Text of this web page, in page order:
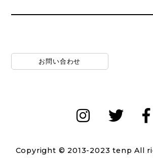
お問い合わせ
Copyright © 2013-2023 tenp All